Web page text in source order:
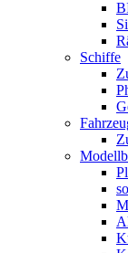
Schiffe